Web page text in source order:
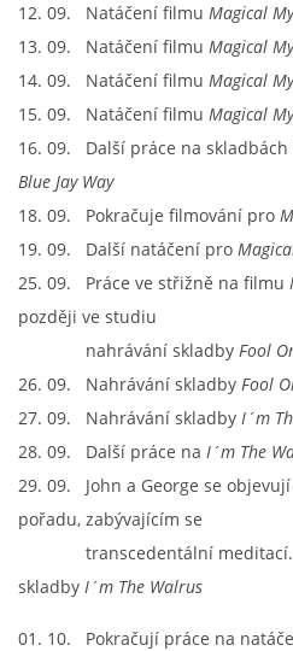
12. 09. Natáčení filmu Magical
13. 09. Natáčení filmu Magical
14. 09. Natáčení filmu Magical
15. 09. Natáčení filmu Magical
16. 09. Další práce na skladbách
Blue Jay Way
18. 09. Pokračuje filmování pro
19. 09. Další natáčení pro
25. 09. Práce ve střižně na filmu
později ve studiu
nahrávání skladby Fool
26. 09. Nahrávání skladby Fool
27. 09. Nahrávání skladby I´m
28. 09. Další práce na I´m The
29. 09. John a George se
pořadu, zabývajícím se
transcedentální meditací.
skladby I´m The Walrus
01. 10. Pokračují práce na